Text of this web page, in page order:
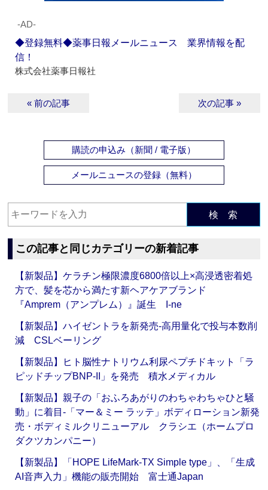
‐AD‐
◆登録無料◆薬事日報メールニュース 業界情報を配
信！
株式会社薬事日報社
« 前の記事 次の記事 »
購読の申込み（新聞 / 電子版）
メールニュースの登録（無料）
検 索
この記事と同じカテゴリーの新着記事
【新製品】ケラチン極限濃度6800倍以上×高浸透密着処
方で、髪を芯から満たす新ヘアケアブランド
『Amprem（アンプレム）』誕生 I-ne
【新製品】ハイゼントラを新発売‐高用量化で投与本数削
減 CSLベーリング
【新製品】ヒト脳性ナトリウム利尿ペプチドキット「ラ
ピッドチップBNP-II」を発売 積水メディカル
【新製品】親子の「おふろあがりのわちゃわちゃひと騒
動」に着目‐「マー＆ミー ラッテ」ボディローション新発
売・ボディミルクリニューアル クラシエ（ホームプロ
ダクツカンパニー）
【新製品】「HOPE LifeMark-TX Simple type」、「生成
AI音声入力」機能の販売開始 富士通Japan